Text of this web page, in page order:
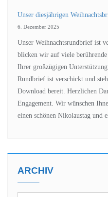
Unser diesjährigen
6. Dezember 2025
Unser Weihnachtsrundbrief ist
blicken wir auf viele
Ihrer großzügigen
Rundbrief ist verschickt und
Download bereit. Herzlichen
Engagement. Wir wünschen
einen schönen Nikolaustag und
ARCHIV